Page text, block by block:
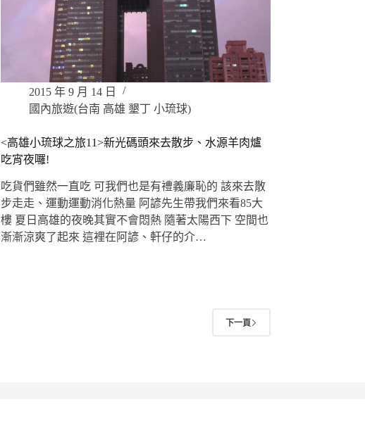
2015 年 9 月 14 日
國內旅遊(台南 高雄 墾丁 小琉球)
<高雄小琉球之旅11>新光碼頭來去散步、水源羊肉爐
吃宵夜囉!
吃貨們雖然一直吃 可我們也是有禮義廉恥的 該來去散
步走走、運動運動消化熱量 阿諺先生帶我們來看85大
樓 夏日高雄的夜晚其實不會悶熱 隨著太陽西下 空間也
漸漸涼爽了起來 這裡在阿諺、軒仔的介…
下一頁